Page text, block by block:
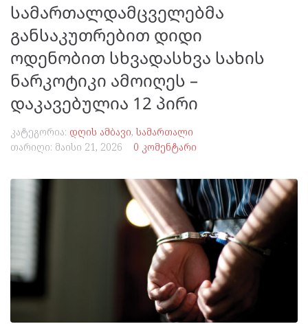
სამართალდამცველებმა
განსაკუთრებით დიდი
ოდენობით სხვადასხვა სახის
ნარკოტიკი ამოიღეს –
დაკავებულია 12 პირი
კატეგორია: დღის ამბავი, სამართალი
თარიღი: მაისი 21, 2026 0 კომენტარი